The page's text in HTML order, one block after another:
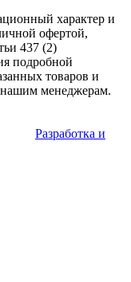
характер и
офертой,
437 (2)
подробной
товаров и
нашим менеджерам.
Разработка и